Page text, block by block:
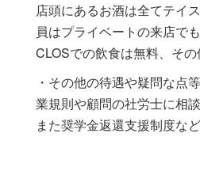
店頭にあるお酒は全てテイ
員はプライベートの来店で
CLOSでの飲食は無料、その
・その他の待遇や疑問な点
業規則や顧問の社労士に相
また奨学金返還支援制度な